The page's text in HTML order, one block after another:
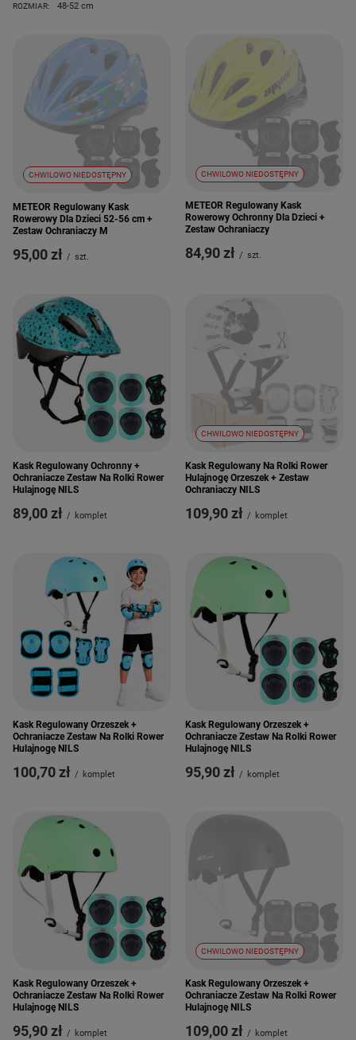
ROZMIAR: 48-52 cm
CHWILOWO NIEDOSTĘPNY
METEOR Regulowany Kask
Rowerowy Dla Dzieci 52-56 cm +
Zestaw Ochraniaczy M
95,00 zł / szt.
CHWILOWO NIEDOSTĘPNY
METEOR Regulowany Kask
Rowerowy Ochronny Dla Dzieci +
Zestaw Ochraniaczy
84,90 zł / szt.
Kask Regulowany Ochronny +
Ochraniacze Zestaw Na Rolki Rower
Hulajnogę NILS
89,00 zł / komplet
CHWILOWO NIEDOSTĘPNY
Kask Regulowany Na Rolki Rower
Hulajnogę Orzeszek + Zestaw
Ochraniaczy NILS
109,90 zł / komplet
Kask Regulowany Orzeszek +
Ochraniacze Zestaw Na Rolki Rower
Hulajnogę NILS
100,70 zł / komplet
Kask Regulowany Orzeszek +
Ochraniacze Zestaw Na Rolki Rower
Hulajnogę NILS
95,90 zł / komplet
Kask Regulowany Orzeszek +
Ochraniacze Zestaw Na Rolki Rower
Hulajnogę NILS
95,90 zł / komplet
CHWILOWO NIEDOSTĘPNY
Kask Regulowany Orzeszek +
Ochraniacze Zestaw Na Rolki Rower
Hulajnogę NILS
109,00 zł / komplet